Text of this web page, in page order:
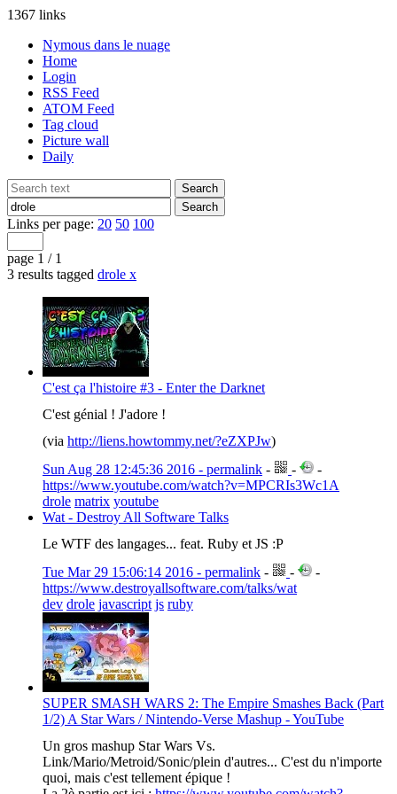
1367 links
Nymous dans le nuage
Home
Login
RSS Feed
ATOM Feed
Tag cloud
Picture wall
Daily
Links per page: 20 50 100
page 1 / 1
3 results tagged drole x
C'est ça l'histoire #3 - Enter the Darknet
C'est génial ! J'adore !
(via http://liens.howtommy.net/?eZXPJw)
Sun Aug 28 12:45:36 2016 - permalink - -
-
https://www.youtube.com/watch?v=MPCRIs3Wc1A
drole matrix youtube
Wat - Destroy All Software Talks
Le WTF des langages... feat. Ruby et JS :P
Tue Mar 29 15:06:14 2016 - permalink - -
-
https://www.destroyallsoftware.com/talks/wat
dev drole javascript js ruby
SUPER SMASH WARS 2: The Empire Smashes Back (Part
1/2) A Star Wars / Nintendo-Verse Mashup - YouTube
Un gros mashup Star Wars Vs.
Link/Mario/Metroid/Sonic/plein d'autres... C'est du n'importe
quoi, mais c'est tellement épique !